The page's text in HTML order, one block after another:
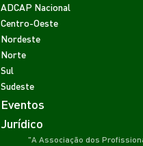
ADCAP Nacional
Centro-Oeste
Nordeste
Norte
Sul
Sudeste
Eventos
Jurídico
"A Associação dos